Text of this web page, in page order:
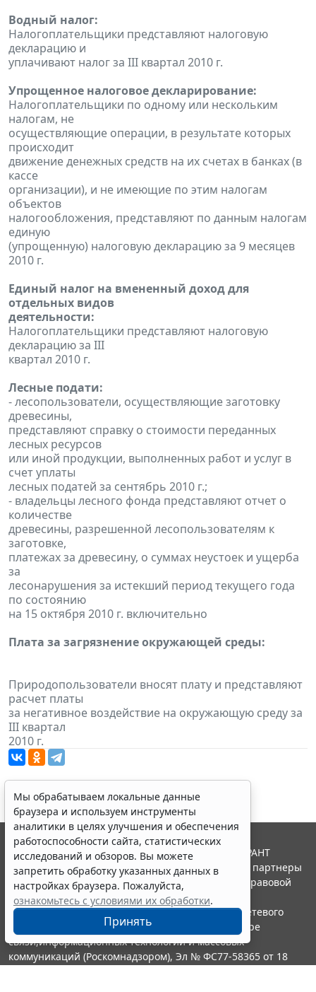
Водный налог:
Налогоплательщики представляют налоговую
декларацию и
уплачивают налог за III квартал 2010 г.
Упрощенное налоговое декларирование:
Налогоплательщики по одному или нескольким
налогам, не
осуществляющие операции, в результате которых
происходит
движение денежных средств на их счетах в банках (в
кассе
организации), и не имеющие по этим налогам
объектов
налогообложения, представляют по данным налогам
единую
(упрощенную) налоговую декларацию за 9 месяцев
2010 г.
Единый налог на вмененный доход для
отдельных видов
деятельности:
Налогоплательщики представляют налоговую
декларацию за III
квартал 2010 г.
Лесные подати:
- лесопользователи, осуществляющие заготовку
древесины,
представляют справку о стоимости переданных
лесных ресурсов
или иной продукции, выполненных работ и услуг в
счет уплаты
лесных податей за сентябрь 2010 г.;
- владельцы лесного фонда представляют отчет о
количестве
древесины, разрешенной лесопользователям к
заготовке,
платежах за древесину, о суммах неустоек и ущерба
за
лесонарушения за истекший период текущего года
по состоянию
на 15 октября 2010 г. включительно
Плата за загрязнение окружающей среды:
Природопользователи вносят плату и представляют
расчет платы
за негативное воздействие на окружающую среду за
III квартал
2010 г.
Мы обрабатываем локальные данные
браузера и используем инструменты
аналитики в целях улучшения и обеспечения
работоспособности сайта, статистических
исследований и обзоров. Вы можете
запретить обработку указанных данных в
настройках браузера. Пожалуйста,
ознакомьтесь с условиями их обработки.
Принять
© ООО "НПП "ГАРАНТ-СЕРВИС", 2026. Система ГАРАНТ
выпускается с 1990 года. Компания "Гарант" и ее партнеры
являются участниками Российской ассоциации правовой
информации ГАРАНТ.
Портал ГАРАНТ.РУ зарегистрирован в качестве сетевого
издания Федеральной службой по надзору в сфере
связи,информационных технологий и массовых
коммуникаций (Роскомнадзором), Эл № ФС77-58365 от 18